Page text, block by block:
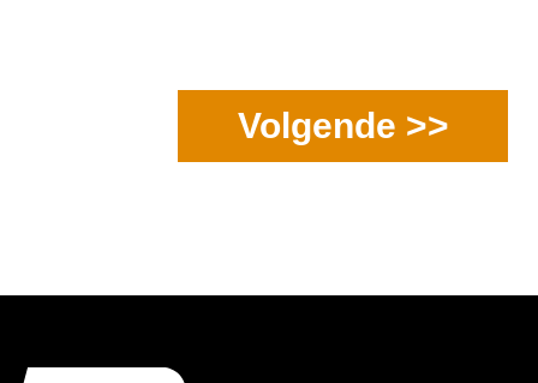
Volgende >>